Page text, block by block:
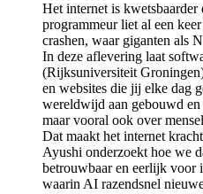
Het internet is kwetsbaarder
programmeur liet al een
crashen, waar giganten als
In deze aflevering laat
(Rijksuniversiteit
en websites die jij elke dag
wereldwijd aan gebouwd
maar vooral ook over
Dat maakt het internet
Ayushi onderzoekt hoe we
betrouwbaar en eerlijk voor
waarin AI razendsnel